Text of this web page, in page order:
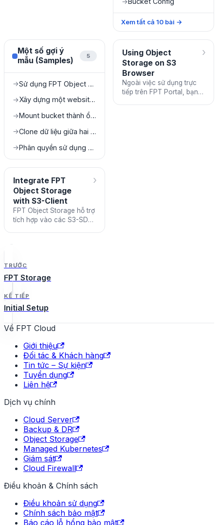
Xem tất cả 10 bài →
Một số gợi ý
mẫu (Samples)
5
→ Sử dụng FPT Object Storage làm media server
→ Xây dựng một website tĩnh bằng FPT Object Storage
→ Mount bucket thành ổ đĩa trên máy local
→ Clone dữ liệu giữa hai bucket khác nhau
→ Phân quyền sử dụng bucket cho các subuser
Using Object
Storage on S3
Browser
Ngoài việc sử dụng trực
tiếp trên FPT Portal, bạn
›
Integrate FPT
Object Storage
with S3-Client
FPT Object Storage hỗ trợ
tích hợp vào các S3-SDK
›
TRƯỚC
FPT Storage
KẾ TIẾP
Initial Setup
Về FPT Cloud
Giới thiệu
Đối tác & Khách hàng
Tin tức – Sự kiện
Tuyển dụng
Liên hệ
Dịch vụ chính
Cloud Server
Backup & DR
Object Storage
Managed Kubernetes
Giám sát
Cloud Firewall
Điều khoản & Chính sách
Điều khoản sử dụng
Chính sách bảo mật
Báo cáo lỗ hổng bảo mật